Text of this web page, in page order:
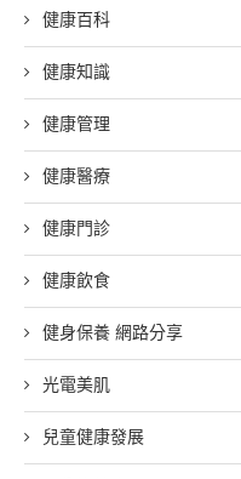
健康百科
健康知識
健康管理
健康醫療
健康門診
健康飲食
健身保養 網路分享
光電美肌
兒童健康發展